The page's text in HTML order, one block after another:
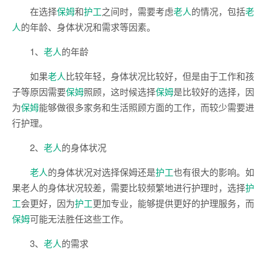
在选择保姆和护工之间时，需要考虑老人的情况，包括老
人的年龄、身体状况和需求等因素。
1、 老人的年龄
如果老人比较年轻，身体状况比较好，但是由于工作和孩
子等原因需要保姆照顾，这时候选择保姆是比较好的选择，因
为保姆能够做很多家务和生活照顾方面的工作，而较少需要进
行护理。
2、 老人的身体状况
老人的身体状况对选择保姆还是护工也有很大的影响。如
果老人的身体状况较差，需要比较频繁地进行护理时，选择护
工会更好，因为护工更加专业，能够提供更好的护理服务，而
保姆可能无法胜任这些工作。
3、 老人的需求